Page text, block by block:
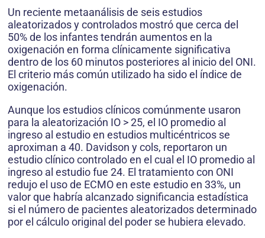
Un reciente metaanálisis de seis estudios
aleatorizados y controlados mostró que cerca del
50% de los infantes tendrán aumentos en la
oxigenación en forma clínicamente significativa
dentro de los 60 minutos posteriores al inicio del ONI.
El criterio más común utilizado ha sido el índice de
oxigenación.
Aunque los estudios clínicos comúnmente usaron
para la aleatorización IO > 25, el IO promedio al
ingreso al estudio en estudios multicéntricos se
aproximan a 40. Davidson y cols, reportaron un
estudio clínico controlado en el cual el IO promedio al
ingreso al estudio fue 24. El tratamiento con ONI
redujo el uso de ECMO en este estudio en 33%, un
valor que habría alcanzado significancia estadística
si el número de pacientes aleatorizados determinado
por el cálculo original del poder se hubiera elevado.